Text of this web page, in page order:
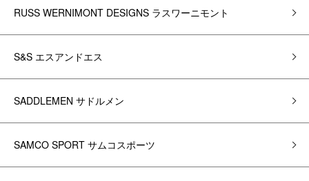
RUSS WERNIMONT DESIGNS ラスワーニモント
S&S エスアンドエス
SADDLEMEN サドルメン
SAMCO SPORT サムコスポーツ